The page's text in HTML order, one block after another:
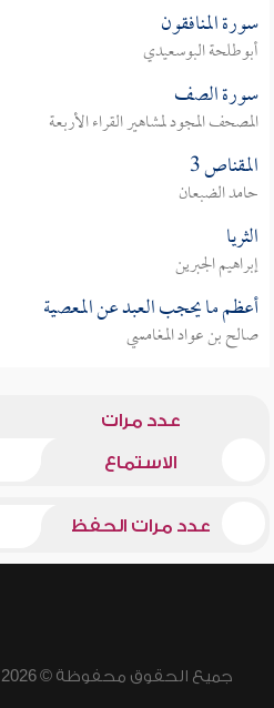
سورة المنافقون
أبوطلحة البوسعيدي
سورة الصف
المصحف المجود لمشاهير القراء الأربعة
المقناص 3
حامد الضبعان
الثريا
إبراهيم الجبرين
أعظم ما يحجب العبد عن المعصية
صالح بن عواد المغامسي
عدد مرات
الاستماع
عدد مرات الحفظ
جميع الحقوق محفوظة © 2026 - 1998 لشبكة إسلام ويب